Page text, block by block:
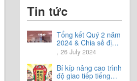
Tin tức
Tổng kết Quý 2 năm
2024 & Chia sẻ định
hướng Quý 3 năm
2024
, 26 July 2024
Bí kíp nâng cao trình
độ giao tiếp tiếng